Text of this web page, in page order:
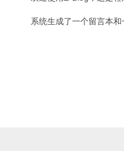
系统生成了一个留言本